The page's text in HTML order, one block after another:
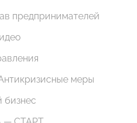
предпринимателей
меры